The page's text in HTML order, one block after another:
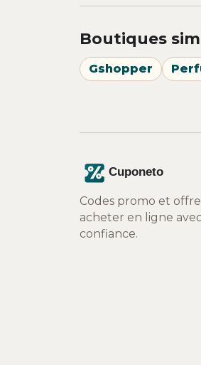
Boutiques
Gshopper
Codes promo et
acheter en ligne
confiance.